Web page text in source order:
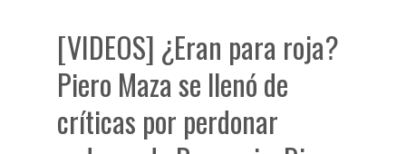
[VIDEOS] ¿Eran para roja?
Piero Maza se llenó de
críticas por perdonar